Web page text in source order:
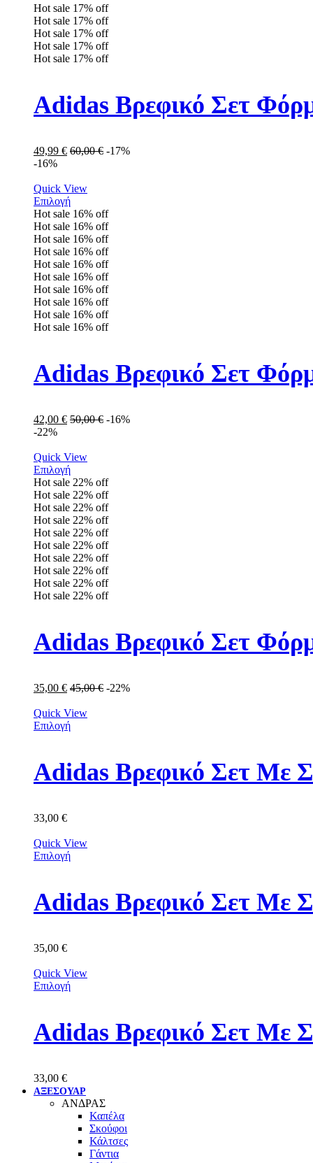
Hot sale 17% off
Hot sale 17% off
Hot sale 17% off
Hot sale 17% off
Hot sale 17% off
Adidas Βρεφικό Σετ
49,99 € 60,00€ -17%
-16%
Quick View
Επιλογή
Hot sale 16% off
Hot sale 16% off
Hot sale 16% off
Hot sale 16% off
Hot sale 16% off
Hot sale 16% off
Hot sale 16% off
Hot sale 16% off
Hot sale 16% off
Hot sale 16% off
Adidas Βρεφικό Σετ
42,00 € 50,00€ -16%
-22%
Quick View
Επιλογή
Hot sale 22% off
Hot sale 22% off
Hot sale 22% off
Hot sale 22% off
Hot sale 22% off
Hot sale 22% off
Hot sale 22% off
Hot sale 22% off
Hot sale 22% off
Hot sale 22% off
Adidas Βρεφικό Σετ
35,00 € 45,00€ -22%
Quick View
Επιλογή
Adidas Βρεφικό Σετ Με
33,00 €
Quick View
Επιλογή
Adidas Βρεφικό Σετ Με
35,00 €
Quick View
Επιλογή
Adidas Βρεφικό Σετ Με
33,00 €
ΑΞΕΣΟΥΑΡ
ΑΝΔΡΑΣ
Καπέλα
Σκούφοι
Κάλτσες
Γάντια